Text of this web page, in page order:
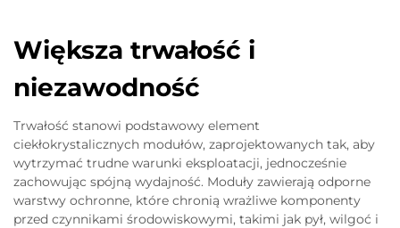
Większa trwałość i
niezawodność
Trwałość stanowi podstawowy element
ciekłokrystalicznych modułów, zaprojektowanych tak, aby
wytrzymać trudne warunki eksploatacji, jednocześnie
zachowując spójną wydajność. Moduły zawierają odporne
warstwy ochronne, które chronią wrażliwe komponenty
przed czynnikami środowiskowymi, takimi jak pył, wilgoć i